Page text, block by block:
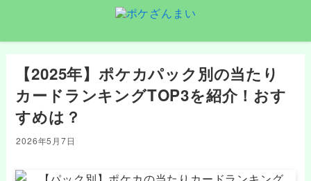
【2025年】ポケカパック別の当たり
カードランキングTOP3を紹介！おす
すめは？
2026年5月7日